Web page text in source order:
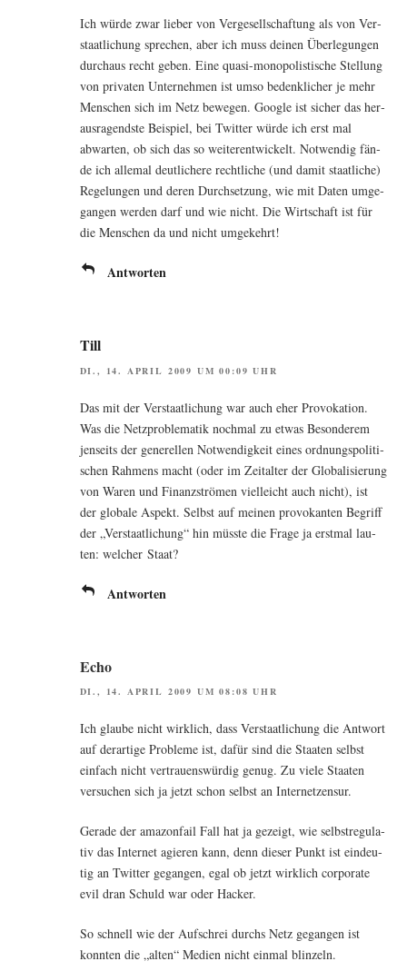
Ich wür­de zwar lie­ber von Ver­ge­sell­schaf­tung als von Ver­
staat­li­chung spre­chen, aber ich muss dei­nen Über­le­gun­gen
durch­aus recht geben. Eine qua­si-mono­po­lis­ti­sche Stel­lung
von pri­va­ten Unter­neh­men ist umso bedenk­li­cher je mehr
Men­schen sich im Netz bewe­gen. Goog­le ist sicher das her­
aus­ra­gends­te Bei­spiel, bei Twit­ter wür­de ich erst mal
abwar­ten, ob sich das so wei­ter­ent­wi­ckelt. Not­wen­dig fän­
de ich alle­mal deut­li­che­re recht­li­che (und damit staat­li­che)
Rege­lun­gen und deren Durch­set­zung, wie mit Daten umge­
gan­gen wer­den darf und wie nicht. Die Wirt­schaft ist für
die Men­schen da und nicht umgekehrt!
Antworten
Till
DI., 14. APRIL 2009 UM 00:09 UHR
Das mit der Ver­staat­li­chung war auch eher Pro­vo­ka­ti­on.
Was die Netz­pro­ble­ma­tik noch­mal zu etwas Beson­de­rem
jen­seits der gene­rel­len Not­wen­dig­keit eines ord­nungs­po­li­ti­
schen Rah­mens macht (oder im Zeit­al­ter der Glo­ba­li­sie­rung
von Waren und Finanz­strö­men viel­leicht auch nicht), ist
der glo­ba­le Aspekt. Selbst auf mei­nen pro­vo­kan­ten Begriff
der „Ver­staat­li­chung“ hin müss­te die Fra­ge ja erst­mal lau­
ten: wel­cher Staat?
Antworten
Echo
DI., 14. APRIL 2009 UM 08:08 UHR
Ich glau­be nicht wirk­lich, dass Ver­staat­li­chung die Ant­wort
auf der­ar­ti­ge Pro­ble­me ist, dafür sind die Staa­ten selbst
ein­fach nicht ver­trau­ens­wür­dig genug. Zu vie­le Staa­ten
ver­su­chen sich ja jetzt schon selbst an Internetzensur.
Gera­de der ama­zon­fail Fall hat ja gezeigt, wie selbst­re­gu­la­
tiv das Inter­net agie­ren kann, denn die­ser Punkt ist ein­deu­
tig an Twit­ter gegan­gen, egal ob jetzt wirk­lich cor­po­ra­te
evil dran Schuld war oder Hacker.
So schnell wie der Auf­schrei durchs Netz gegan­gen ist
konn­ten die „alten“ Medi­en nicht ein­mal blinzeln.